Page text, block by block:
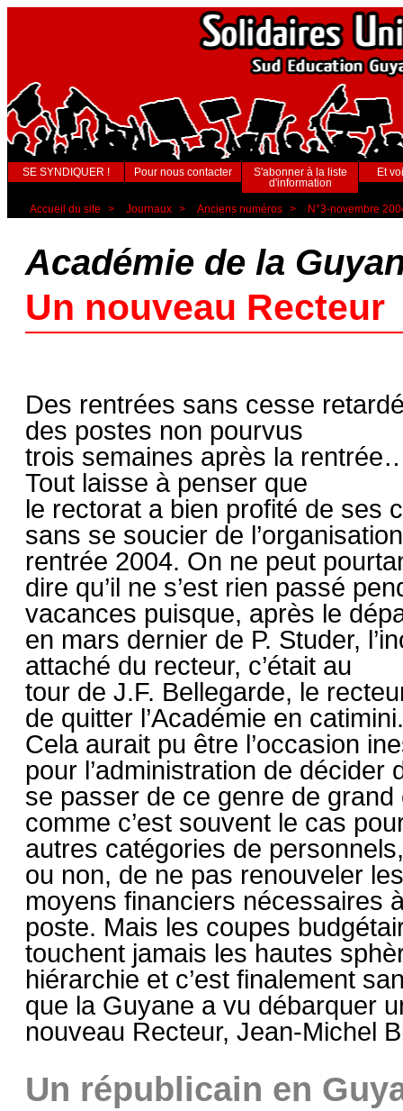
SE SYNDIQUER ! Pour nous contacter
S'abonner à la liste
d'information
Et
Accueil du site > Journaux > Anciens numéros > N°3-novembre
Académie de la
Un nouveau Recteur
Des rentrées sans cesse
des postes non pourvus
trois semaines après la
Tout laisse à penser que
le rectorat a bien profité de ses
sans se soucier de
rentrée 2004. On ne peut
dire qu’il ne s’est rien passé
vacances puisque, après le
en mars dernier de P. Studer,
attaché du recteur, c’était au
tour de J.F. Bellegarde, le
de quitter l’Académie en catimini.
Cela aurait pu être l’occasion
pour l’administration de décider
se passer de ce genre de grand
comme c’est souvent le cas
autres catégories de
ou non, de ne pas renouveler les
moyens financiers nécessaires
poste. Mais les coupes
touchent jamais les hautes
hiérarchie et c’est finalement
que la Guyane a vu débarquer
nouveau Recteur, Jean-Michel
Un républicain en